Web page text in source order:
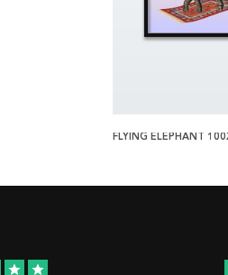
FLYING ELEPHANT
star star